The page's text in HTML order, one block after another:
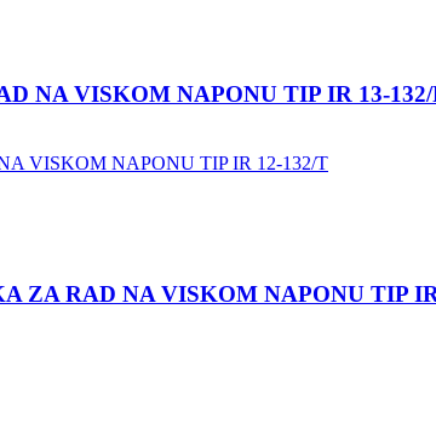
NA VISKOM NAPONU TIP IR 13-132/
ZA RAD NA VISKOM NAPONU TIP